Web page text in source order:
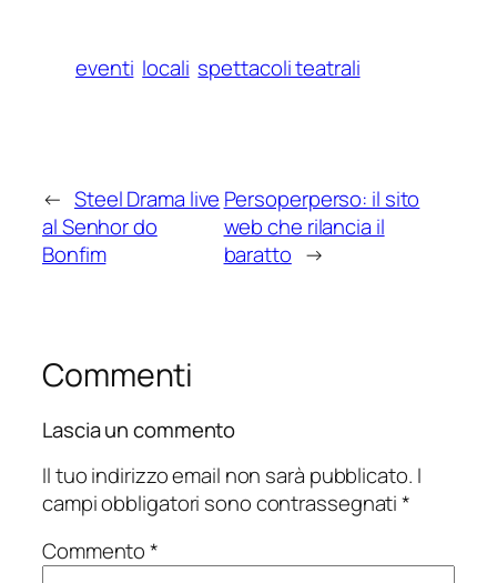
eventi locali spettacoli teatrali
← Steel Drama live
al Senhor do
Bonfim
Persoperperso: il sito
web che rilancia il
baratto →
Commenti
Lascia un commento
Il tuo indirizzo email non sarà pubblicato. I
campi obbligatori sono contrassegnati*
Commento*